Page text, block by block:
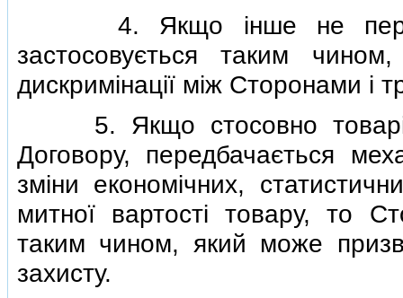
4. Якщо iнше не
застосовується таким
дискримiнацiї мiж Сторонами i
5. Якщо стосовно
Договору, передбачається
змiни економiчних,
митної вартостi товару, то
таким чином, який може
захисту.